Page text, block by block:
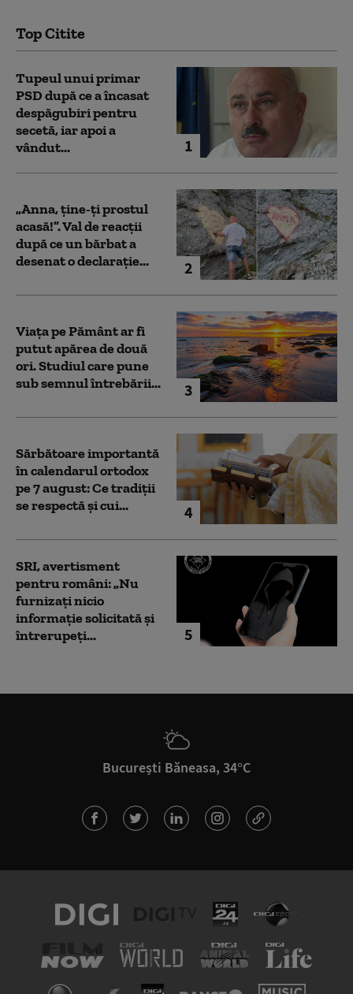
Top Citite
1
Tupeul unui primar
PSD după ce a încasat
despăgubiri pentru
secetă, iar apoi a
vândut...
2
„Anna, ţine-ţi prostul
acasă!”. Val de reacții
după ce un bărbat a
desenat o declarație...
3
Viața pe Pământ ar fi
putut apărea de două
ori. Studiul care pune
sub semnul întrebării...
4
Sărbătoare importantă
în calendarul ortodox
pe 7 august: Ce tradiții
se respectă și cui...
5
SRI, avertisment
pentru români: „Nu
furnizați nicio
informație solicitată și
întrerupeți...
București Băneasa, 34°C